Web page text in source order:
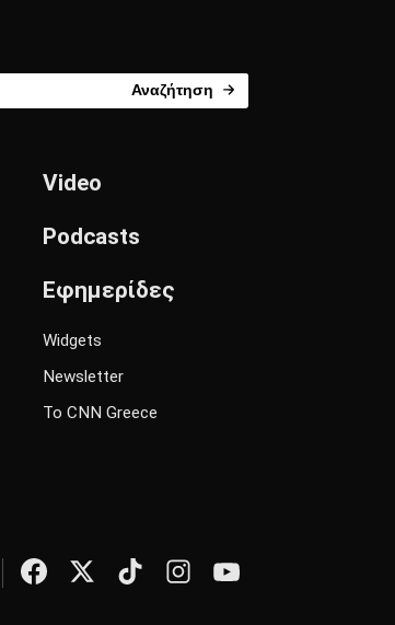
Αναζήτηση
Video
Podcasts
Εφημερίδες
Widgets
Newsletter
Το CNN Greece